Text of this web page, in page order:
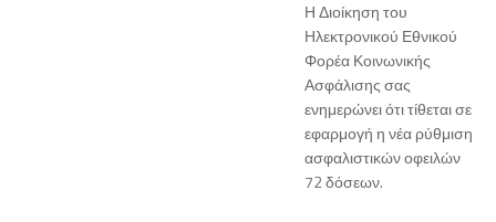
Η Διοίκηση του
Ηλεκτρονικού Εθνικού
Φορέα Κοινωνικής
Ασφάλισης σας
ενημερώνει ότι τίθεται σε
εφαρμογή η νέα ρύθμιση
ασφαλιστικών οφειλών
72 δόσεων.